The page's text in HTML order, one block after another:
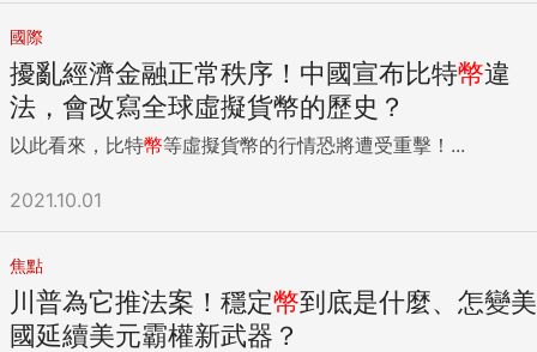
國際
擾亂經濟金融正常秩序！中國宣布比特幣違
法，會改寫全球虛擬貨幣的歷史？
以此看來，比特幣等虛擬貨幣的行情恐將遭受重擊！...
2021.10.01
焦點
川普為它推法案！穩定幣到底是什麼、怎變美
國延續美元霸權新武器？